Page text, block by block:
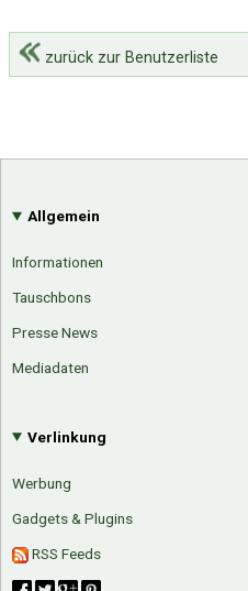
zurück zur Benutzerliste
Allgemein
Informationen
Tauschbons
Presse News
Mediadaten
Verlinkung
Werbung
Gadgets & Plugins
RSS Feeds